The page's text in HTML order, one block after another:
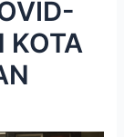
KOTA